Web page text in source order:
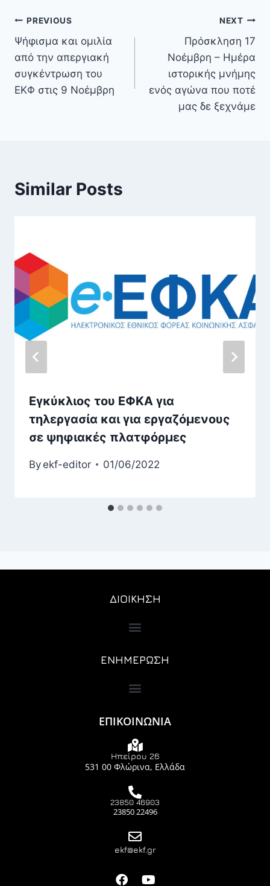
PREVIOUS
Ψήφισμα και ομιλία
από την απεργιακή
συγκέντρωση του
ΕΚΦ στις 9 Νοέμβρη
NEXT
Πρόσκληση 17
Νοέμβρη – Ημέρα
ιστορικής μνήμης
ενός αγώνα που ποτέ
μας δε ξεχνάμε
Similar Posts
Εγκύκλιος του ΕΦΚΑ για
τηλεργασία και για εργαζόμενους
σε ψηφιακές πλατφόρμες
By ekf-editor 01/06/2022
ΔΙΟΙΚΗΣΗ
ΕΝΗΜΕΡΩΣΗ
ΕΠΙΚΟΙΝΩΝΙΑ
Ηπείρου 26
531 00 Φλώρινα, Ελλάδα
23850 46903
23850 22496
ekf@ekf.gr